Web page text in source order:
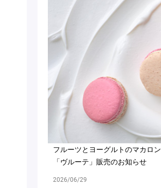
フルーツとヨーグルトのマカロン
「ヴルーテ」販売のお知らせ
2026/06/29